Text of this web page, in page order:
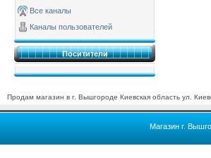
Все каналы
Каналы пользователей
Поситители
Продам магазин в г. Вышгороде Киевская область ул.
Магазин г.